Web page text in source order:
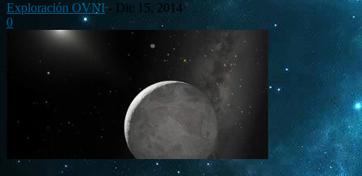
Exploración OVNI - Dic 15, 2014
0